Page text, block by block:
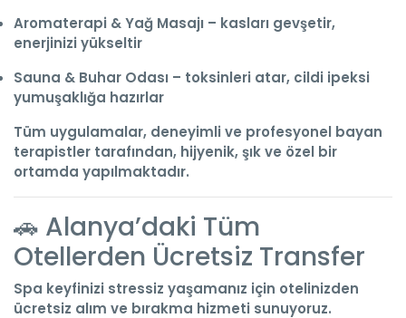
Aromaterapi & Yağ Masajı – kasları gevşetir,
enerjinizi yükseltir
Sauna & Buhar Odası – toksinleri atar, cildi ipeksi
yumuşaklığa hazırlar
Tüm uygulamalar, deneyimli ve profesyonel bayan
terapistler tarafından, hijyenik, şık ve özel bir
ortamda yapılmaktadır.
🚗 Alanya’daki Tüm
Otellerden Ücretsiz Transfer
Spa keyfinizi stressiz yaşamanız için otelinizden
ücretsiz alım ve bırakma hizmeti sunuyoruz.